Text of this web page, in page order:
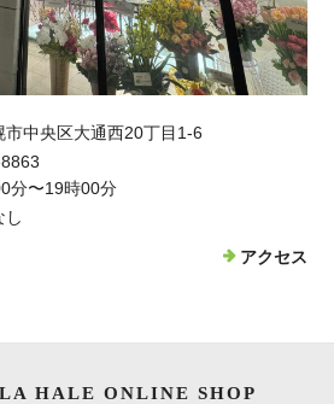
市中央区大通西20丁目1-6
分〜19時00分
し
アクセス
HALE ONLINE SHOP